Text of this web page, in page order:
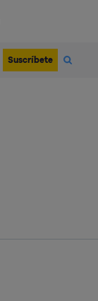
Suscríbete